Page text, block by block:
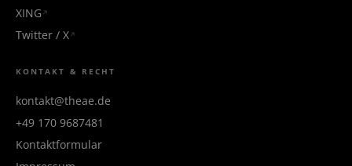
XING
Twitter / X
KONTAKT & RECHT
kontakt@theae.de
+49 170 9687481
Kontaktformular